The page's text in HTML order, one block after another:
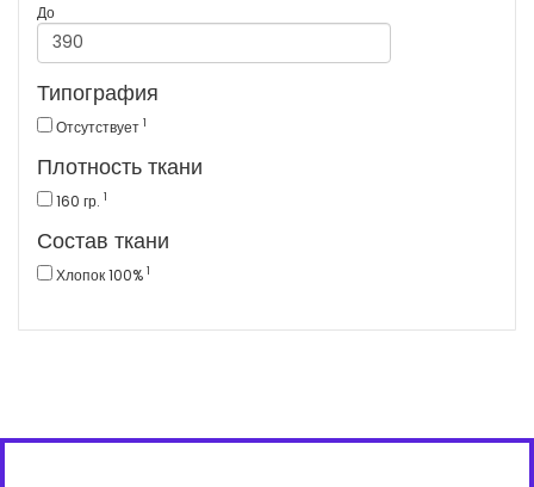
До
Типография
Отсутствует 1
Плотность ткани
160 гр. 1
Состав ткани
Хлопок 100% 1